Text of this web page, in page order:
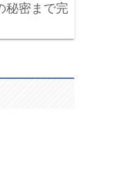
秘密まで完